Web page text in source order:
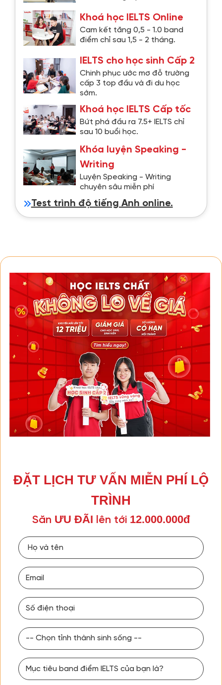
Khoá học IELTS Online
Cam kết tăng 0,5 - 1.0 band
điểm chỉ sau 1,5 - 2 tháng.
IELTS cho học sinh Cấp 2
Chinh phục ước mơ đỗ trường
cấp 3 top đầu và đi du học
sớm.
Khoá học IELTS Cấp tốc
Bứt phá đầu ra 7.5+ IELTS chỉ
sau 10 buổi học.
Khóa luyện Speaking -
Writing
Luyện Speaking - Writing
chuyên sâu miễn phí
Test trình độ tiếng Anh online.
ĐẶT LỊCH TƯ VẤN MIỄN PHÍ LỘ
TRÌNH
Săn ƯU ĐÃI lên tới 12.000.000đ